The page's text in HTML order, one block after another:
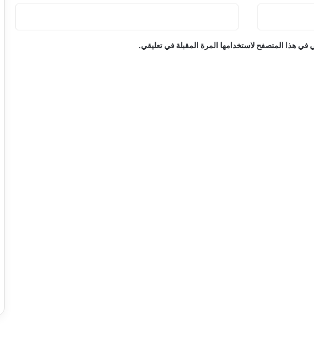
في هذا المتصفح لاستخدامها المرة المقبلة في تعليقي.